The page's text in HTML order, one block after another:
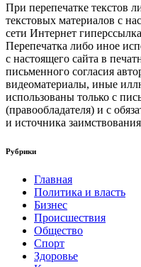
При перепечатке текстов
текстовых материалов с
сети Интернет
Перепечатка либо иное
с настоящего сайта в
письменного согласия
видеоматериалы, иные
использованы только с
(правообладателя) и с
и источника заимствования
Рубрики
Главная
Политика и власть
Бизнес
Происшествия
Общество
Cпорт
Здоровье